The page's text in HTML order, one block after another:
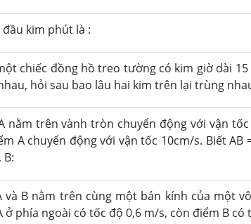
đầu kim phút là :
chiếc đồng hồ treo tường có kim giờ dài
hỏi sau bao lâu hai kim trên lại trùng
nằm trên vành tròn chuyển động với vận
A chuyển động với vận tốc 10cm/s. Biết
B:
và B nằm trên cùng một bán kính của một
ở phía ngoài có tốc độ 0,6 m/s, còn điểm B